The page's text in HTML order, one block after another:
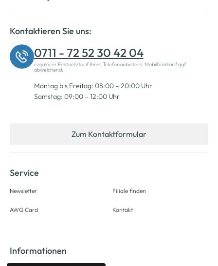
Kontaktieren Sie uns:
0711 - 72 52 30 42 04
regulärer Festnetztarif Ihres Telefonanbieters, Mobilfunktarif ggf.
abweichend.
Montag bis Freitag: 08:00 – 20:00 Uhr
Samstag: 09:00 – 12:00 Uhr
Zum Kontaktformular
Service
Newsletter
AWG Card
Filiale finden
Kontakt
Informationen